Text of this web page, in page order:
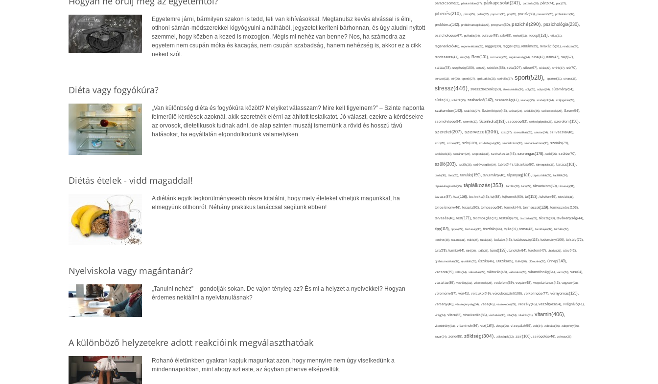
Egyetemre járni, bármilyen szakon is tedd, teli van kihívásokkal. Megtanulsz kevés alvással is élni,
otthoni sámán-módszerekkel kigyógyulni a náthából, jegyzetet keríteni bárhonnan, és úgy aludni nyitott
szemmel, hogy közben a kezed is mozogjon. Mégis mi nehéz van benne? Nos, ha számodra az
egyetem nem csupán móka és kacagás, nem csupán szabadság, hanem nehézség is, akkor ez a cikk
neked szól.
Diéta vagy fogyókúra?
„Van különbség diéta és fogyókúra között? Melyiket válasszam? Mire kell figyelnem?” – Szinte naponta
felmerülő kérdések azoknál, akik szeretnék elérni az áhított testalkatot. Jó választ, ezekre a kérdésekre
az orvosok, dietetikusok tudnak adni, de alap szinten muszáj ismernünk a rövid és hosszú távú
hatásokat, ha egyáltalán elgondolkodunk valamelyiken.
Diétás ételek - vidd magaddal!
A diétánk egyik legkörülményesebb része kitalálni, hogy mely ételeket vihetjük magunkkal, ha
elmegyünk otthonról. Néhány praktikus tanáccsal segítünk ebben!
Nyelviskola vagy magántanár?
„Tanulni nehéz” – gondolják sokan. De vajon tényleg az? És mi a helyzet a nyelvekkel? Hogyan
érdemes nekiállni a nyelvtanulásnak?
A különböző helyzetekre adott reakcióink megválaszthatóak
Rohanó életünkben gyakran kapjuk magunkat azon, hogy mennyire nem úgy viselkedünk a
mindennapokban, mint ahogy azt este, az ágyban pihenve elképzeltük.
paradicsom(52), páratartalom(27), párkapcsolat(241), pattanás(30), pénz(74), piac(27),
pihenés(210), pizza(25), pollen(32), popcorn(35), por(26), pozitív(83), prevenció(25), probiotikum(37),
probléma(142), problémamegoldás(27), program(60), psziché(290), pszichológia(230),
pszichológus(67), puffadás(34), pulzus(45), rák(69), reakció(33), recept(131), reflux(31),
regeneráció(46), regenerálódás(28), reggel(39), reggeli(89), reklám(39), relaxáció(81), rendszer(24),
rendszeres(41), rizs(34), Rost(131), rozmaring(24), rugalmasság(24), ruha(42), rutin(47), sajt(67),
saláta(78), segítség(100), sejt(27), sérülés(58), séta(107), siker(67), sírás(27), smink(37), só(70),
sorozat(33), sör(26), spenót(27), spiritualitás(28), spórolás(37), sport(528), sportoló(31), strand(35),
stressz(446), stresszkezelés(53), stresszoldás(34), súly(25), súlyzó(24), sütemény(94),
sütés(91), sütőtök(25), szabadidő(142), szabadság(47), szabály(25), szabályok(24), szájhigiénia(24),
szakember(140), szakítás(27), Számítógép(46), száraz(24), szédülés(35), székrekedés(25), Szem(54),
személyiség(94), szemét(32), Szénhidrát(181), szépség(52), szépségápolás(26), szerelem(156),
szeretet(207), szervezet(306), szex(27), szexualitás(25), szezon(34), szilveszter(48),
szín(28), színek(36), szív(109), szívbetegség(32), szocializáció(30), szódabikarbóna(35), szokás(79),
szokások(33), szolárium(24), szoptatás(33), szórakozás(45), szorongás(178), szőlő(25), szülés(70),
szülő(203), szülők(25), szűrővizsgálat(34), tablet(44), takarítás(50), támogatás(36), tanács(161),
tanár(36), tánc(26), tanulás(159), tanulmány(40), tápanyag(181), tapasztalat(27), táplálék(34),
táplálékkiegészítő(25), táplálkozás(353), tárolás(29), társ(27), társadalom(50), társaság(31),
tavasz(87), tea(158), technika(46), tej(88), tejtermék(60), tél(153), telefon(49), televízió(31),
teljesítmény(46), terápia(92), terhesség(96), termék(44), természet(129), természetes(103),
tervezés(46), test(171), testmozgás(97), testsúly(79), testtartás(27), tészta(39), tevékenység(44),
tipp(118), tippek(27), tisztaság(35), tisztítás(44), tojás(91), torna(43), torokfájás(32), törődés(27),
történet(38), trauma(31), trükk(25), tudás(30), tudatos(46), tudatosság(115), tudomány(106), túlsúly(72),
túra(78), turmix(64), túró(29), tüdő(28), tünet(139), tünetek(64), türelem(47), uborka(26), újév(42),
újrahasznosítás(37), újszülött(26), úszás(46), Utazás(85), Üdítő(26), ülőmunka(27), ünnep(148),
vacsora(79), válás(24), választás(29), változás(48), változatos(24), várandósság(54), város(24), vas(64),
vásárlás(85), vashiány(31), védekezés(28), védelem(59), vegán(48), vegetáriánus(43), vegyszer(28),
vélemény(57), vér(41), vércukor(49), vércukorszint(108), vérkeringés(77), vérnyomás(125),
verseny(46), vérszegénység(34), vese(46), veszekedés(29), veszély(45), veszélyes(54), világháló(41),
virág(34), vírus(82), viselkedés(86), viszketés(30), vita(34), vitalitás(31), vitamin(406),
vitaminhiány(33), vitaminok(86), víz(184), vizsga(26), vizsgálat(59), zab(34), zabkása(36), zabpehely(36),
zavar(24), zene(85), zöldség(304), zöldségek(32), zsír(166), zsírégetés(46), zsírsav(25)